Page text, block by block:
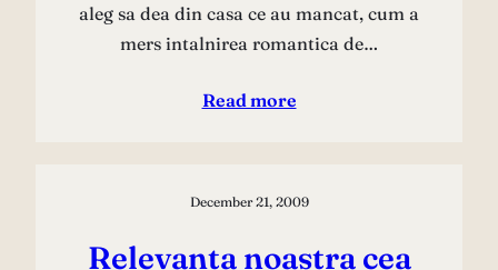
aleg sa dea din casa ce au mancat, cum a
mers intalnirea romantica de…
Read more
December 21, 2009
Relevanta noastra cea